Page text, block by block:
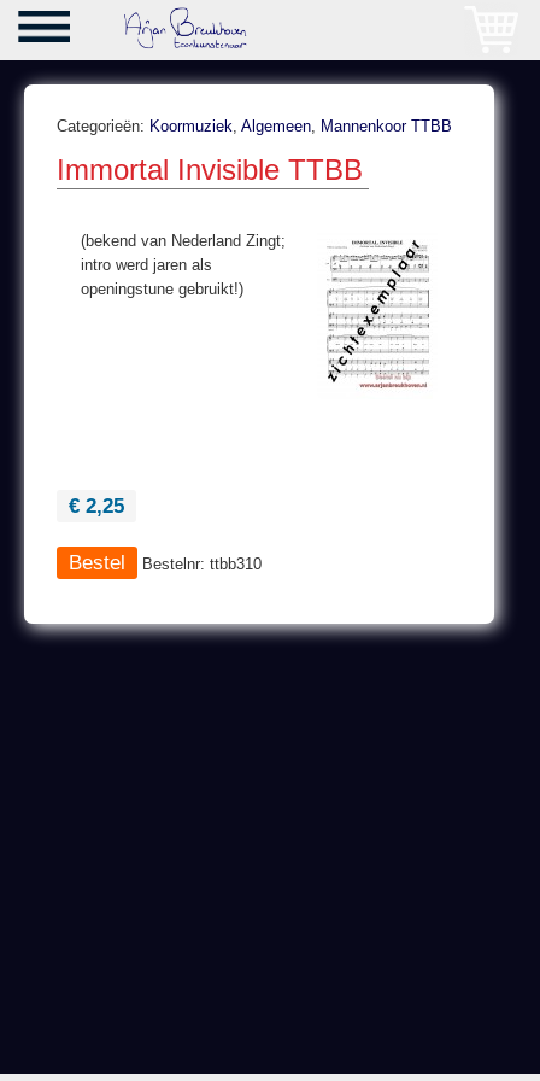
Categorieën: Koormuziek, Algemeen, Mannenkoor TTBB
Immortal Invisible TTBB
(bekend van Nederland Zingt;
intro werd jaren als
openingstune gebruikt!)
€ 2,25
Bestelnr: ttbb310